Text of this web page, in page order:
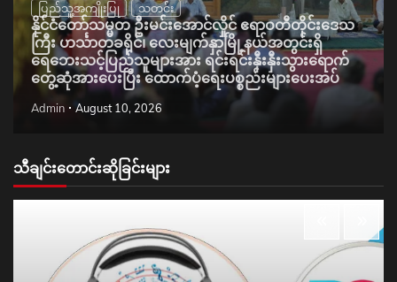
ပြည်သူ့အကျိုးပြု သတင်း
နိုင်ငံတော်သမ္မတ ဦးမင်းအောင်လှိုင် ဧရာဝတီတိုင်းဒေသ
ကြီး ဟင်္သာတခရိုင်၊ လေးမျက်နှာမြို့နယ်အတွင်းရှိ
ရေဘေးသင့်ပြည်သူများအား ရင်းရင်းနှီးနှီးသွားရောက်
တွေ့ဆုံအားပေးပြီး ထောက်ပံ့ရေးပစ္စည်းများပေးအပ်
Admin August 10, 2026
သီချင်းတောင်းဆိုခြင်းများ